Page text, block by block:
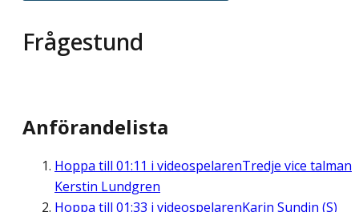
Frågestund
Anförandelista
Hoppa till 01:11 i videospelarenTredje vice talman
Kerstin Lundgren
Hoppa till 01:33 i videospelarenKarin Sundin (S)